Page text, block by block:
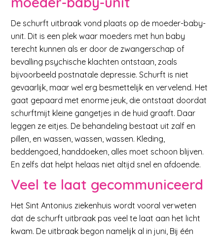
De schurft uitbraak vond plaats op de moeder-baby-
unit. Dit is een plek waar moeders met hun baby
terecht kunnen als er door de zwangerschap of
bevalling psychische klachten ontstaan, zoals
bijvoorbeeld postnatale depressie. Schurft is niet
gevaarlijk, maar wel erg besmettelijk en vervelend. Het
gaat gepaard met enorme jeuk, die ontstaat doordat
schurftmijt kleine gangetjes in de huid graaft. Daar
leggen ze eitjes. De behandeling bestaat uit zalf en
pillen, en wassen, wassen, wassen. Kleding,
beddengoed, handdoeken, alles moet schoon blijven.
En zelfs dat helpt helaas niet altijd snel en afdoende.
Veel te laat gecommuniceerd
Het Sint Antonius ziekenhuis wordt vooral verweten
dat de schurft uitbraak pas veel te laat aan het licht
kwam. De uitbraak begon namelijk al in juni, Bij één